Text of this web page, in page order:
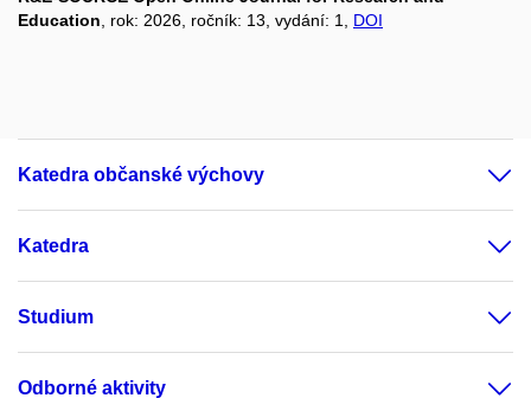
Education , rok: 2026, ročník: 13, vydání: 1, DOI
Katedra občanské výchovy
Katedra
Studium
Odborné aktivity